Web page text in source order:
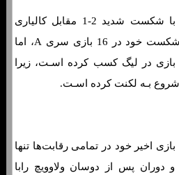
آتالانتا در آخرین بازی خود با شکست شدید 2-1 مقابل کالیاری
شکست خورد، تنها دومین شکست خود در 16 بازی سری A، اما
در لیگ کسب کرده اسـت، زیرا
شروع بـه لکنت کرده اسـت.
در همین حال، فیورنتینا از 7 بازی اخیر خود در تمامی رقابت‌ها تنها
پس از دوسان ولاوویچ رابا